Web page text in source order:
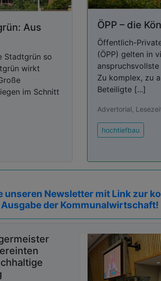
Aus
Stadtgrün so
wirkt
im Schnitt
ÖPP – die
Öffentlich-
(ÖPP) gelten in
Zu komplex, zu
Beteiligte [...]
Advertorial,
hochtiefbau
unseren Newsletter mit Link zur
Ausgabe der Kommunalwirtschaft!